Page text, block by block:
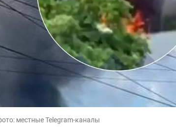
местные Telegram-каналы